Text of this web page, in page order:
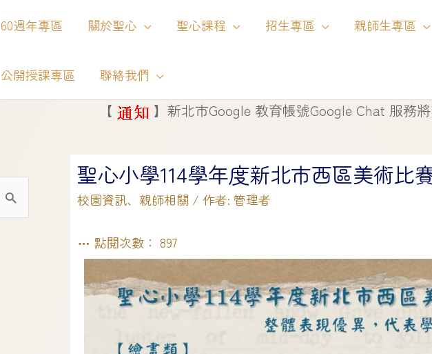
60週年專區 關於聖心 聖心課程 招生專區 親師生專區
公開授課專區 聯絡我們
新北市Google 教育帳號Google Chat 服務將自 115 年 8 月 1 日起停
聖心小學114學年度新北市西區美術比
校園資訊、 親師相關 / 作者: 管理者
點閱次數： 897